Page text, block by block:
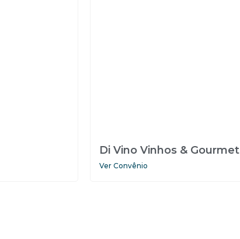
Di Vino Vinhos & Gourmet
Ver Convênio